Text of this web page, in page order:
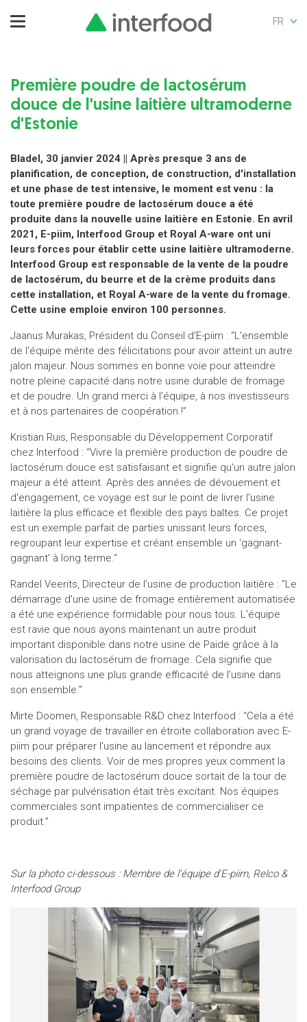
FR
Première poudre de lactosérum
douce de l'usine laitière ultramoderne
d'Estonie
Bladel, 30 janvier 2024 || Après presque 3 ans de
planification, de conception, de construction, d'installation
et une phase de test intensive, le moment est venu : la
toute première poudre de lactosérum douce a été
produite dans la nouvelle usine laitière en Estonie. En avril
2021, E-piim, Interfood Group et Royal A-ware ont uni
leurs forces pour établir cette usine laitière ultramoderne.
Interfood Group est responsable de la vente de la poudre
de lactosérum, du beurre et de la crème produits dans
cette installation, et Royal A-ware de la vente du fromage.
Cette usine emploie environ 100 personnes.
Jaanus Murakas, Président du Conseil d'E-piim : “L'ensemble
de l'équipe mérite des félicitations pour avoir atteint un autre
jalon majeur. Nous sommes en bonne voie pour atteindre
notre pleine capacité dans notre usine durable de fromage
et de poudre. Un grand merci à l'équipe, à nos investisseurs
et à nos partenaires de coopération !”
Kristian Ruis, Responsable du Développement Corporatif
chez Interfood : “Vivre la première production de poudre de
lactosérum douce est satisfaisant et signifie qu'un autre jalon
majeur a été atteint. Après des années de dévouement et
d'engagement, ce voyage est sur le point de livrer l'usine
laitière la plus efficace et flexible des pays baltes. Ce projet
est un exemple parfait de parties unissant leurs forces,
regroupant leur expertise et créant ensemble un ‘gagnant-
gagnant’ à long terme.“
Randel Veerits, Directeur de l'usine de production laitière : “Le
démarrage d'une usine de fromage entièrement automatisée
a été une expérience formidable pour nous tous. L'équipe
est ravie que nous ayons maintenant un autre produit
important disponible dans notre usine de Paide grâce à la
valorisation du lactosérum de fromage. Cela signifie que
nous atteignons une plus grande efficacité de l'usine dans
son ensemble.”
Mirte Doomen, Responsable R&D chez Interfood : “Cela a été
un grand voyage de travailler en étroite collaboration avec E-
piim pour préparer l'usine au lancement et répondre aux
besoins des clients. Voir de mes propres yeux comment la
première poudre de lactosérum douce sortait de la tour de
séchage par pulvérisation était très excitant. Nos équipes
commerciales sont impatientes de commercialiser ce
produit.”
Sur la photo ci-dessous : Membre de l'équipe d'E-piim, Relco &
Interfood Group